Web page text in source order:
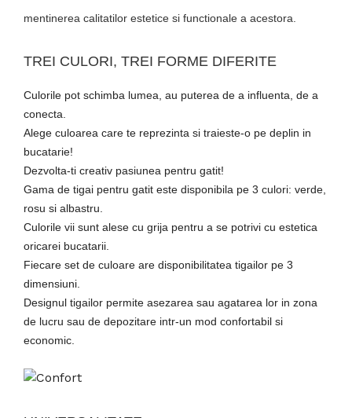
mentinerea calitatilor estetice si functionale a acestora.
TREI CULORI, TREI FORME DIFERITE
Culorile pot schimba lumea, au puterea de a influenta, de a
conecta.
Alege culoarea care te reprezinta si traieste-o pe deplin in
bucatarie!
Dezvolta-ti creativ pasiunea pentru gatit!
Gama de tigai pentru gatit este disponibila pe 3 culori: verde,
rosu si albastru.
Culorile vii sunt alese cu grija pentru a se potrivi cu estetica
oricarei bucatarii.
Fiecare set de culoare are disponibilitatea tigailor pe 3
dimensiuni.
Designul tigailor permite asezarea sau agatarea lor in zona
de lucru sau de depozitare intr-un mod confortabil si
economic.